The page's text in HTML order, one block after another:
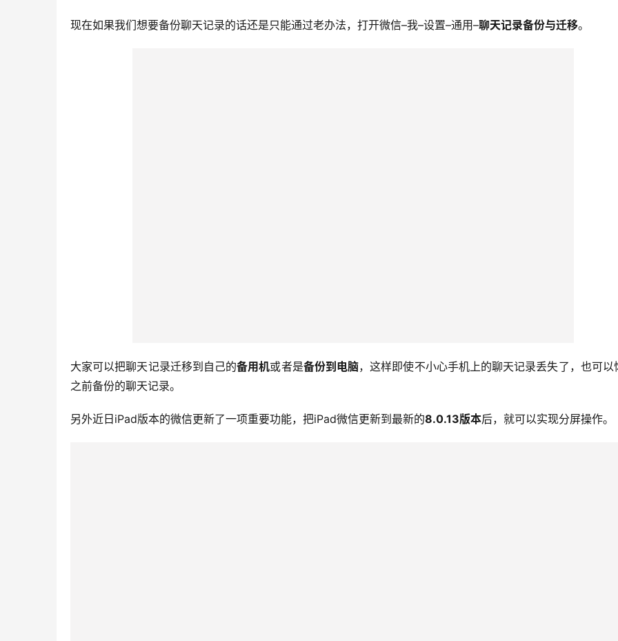
现在如果我们想要备份聊天记录的话还是只能通过老办法，打开微信–我–设置–通用–聊天记录备份与迁移。
大家可以把聊天记录迁移到自己的备用机或者是备份到电脑，这样即使不小心手机上的聊天记录丢失了，也可以
之前备份的聊天记录。
另外近日iPad版本的微信更新了一项重要功能，把iPad微信更新到最新的8.0.13版本后，就可以实现分屏操作。